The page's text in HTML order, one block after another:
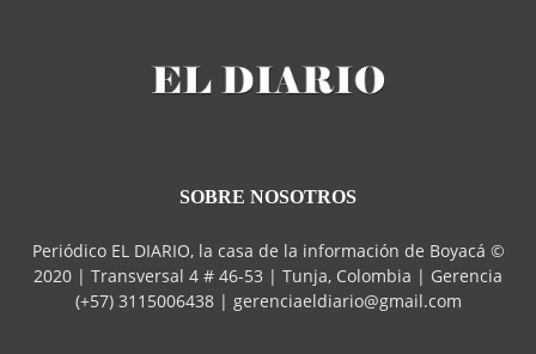
SOBRE NOSOTROS
Periódico EL DIARIO, la casa de la información de Boyacá ©
2020 | Transversal 4 # 46-53 | Tunja, Colombia | Gerencia
(+57) 3115006438 | gerenciaeldiario@gmail.com